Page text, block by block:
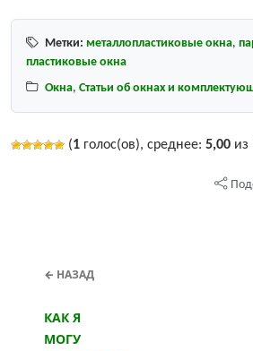
Метки: металлопластиковые окна,
пластиковые окна
Окна, Статьи об окнах и
(1 голос(ов), среднее: 5,00 из
← НАЗАД
КАК Я
МОГУ